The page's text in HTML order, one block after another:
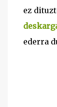
ez
ederra